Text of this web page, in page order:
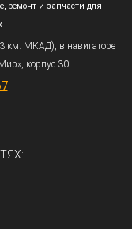
ремонт и запчасти для
км. МКАД), в навигаторе
корпус 30